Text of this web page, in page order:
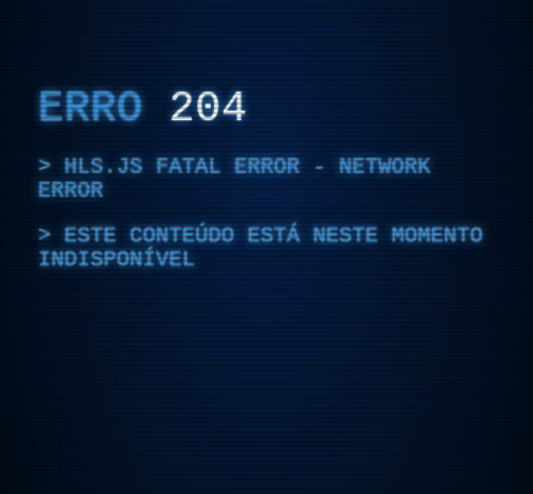
ERRO 204
HLS.JS FATAL ERROR - NETWORK
ERROR
ESTE CONTEÚDO ESTÁ NESTE MOMENTO
INDISPONÍVEL